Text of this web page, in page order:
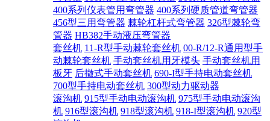
400系列仪表管用弯管器 400系列硬质管道弯管器
456型三用弯管器 棘轮杠杆式弯管器 326型棘轮弯
管器 HB382手动液压弯管器
套丝机 11-R型手动棘轮套丝机 00-R/12-R通用型手
动棘轮套丝机 手动套丝机用牙模头 手动套丝机用
板牙 后撤式手动套丝机 690-I型手持电动套丝机
700型手持电动套丝机 300型动力驱动器
滚沟机 915型手动电动滚沟机 975型手动电动滚沟
机 916型滚沟机 918型滚沟机 918-I型滚沟机 920型